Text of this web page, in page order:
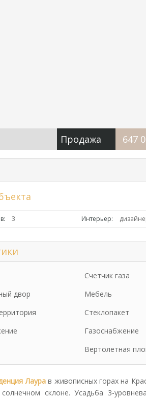
Продажа 647
3 Интерьер:
Счетчик газа
двор
Мебель
Стеклопакет
Газоснабжение
Вертолетная
Лаурав живописных горах на
склоне. Усадьба 3-